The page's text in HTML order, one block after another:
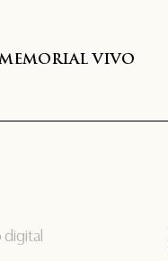
VIVO
digital